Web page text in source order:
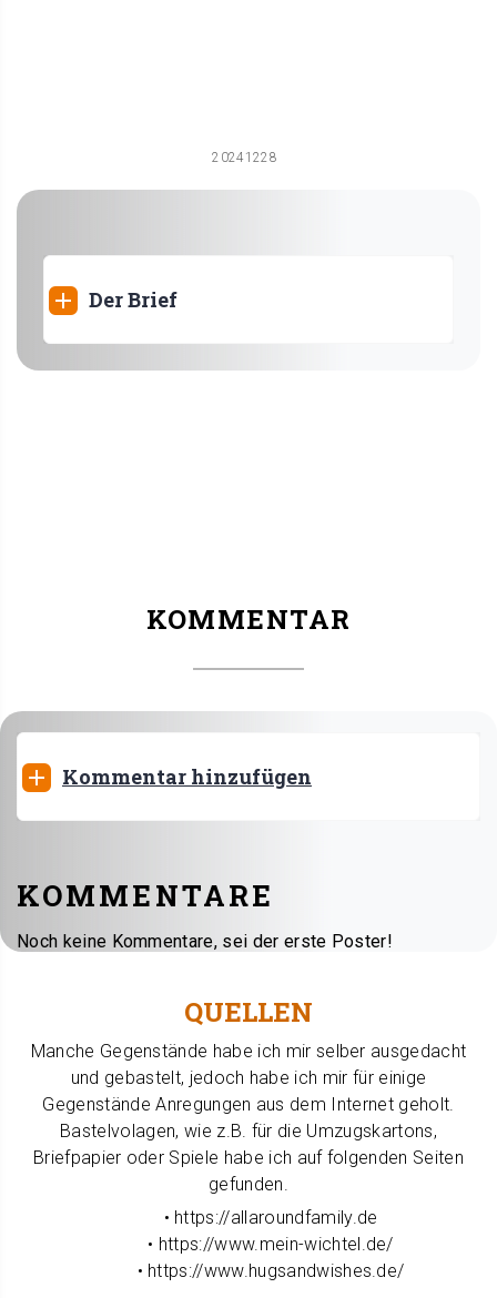
20241228
Der Brief
KOMMENTAR
Kommentar hinzufügen
KOMMENTARE
Noch keine Kommentare, sei der erste Poster!
QUELLEN
Manche Gegenstände habe ich mir selber ausgedacht
und gebastelt, jedoch habe ich mir für einige
Gegenstände Anregungen aus dem Internet geholt.
Bastelvolagen, wie z.B. für die Umzugskartons,
Briefpapier oder Spiele habe ich auf folgenden Seiten
gefunden.
• https://allaroundfamily.de
• https://www.mein-wichtel.de/
• https://www.hugsandwishes.de/